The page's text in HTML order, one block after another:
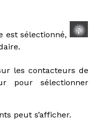
est sélectionné,
les contacteurs de
pour sélectionner
peut s’afficher.